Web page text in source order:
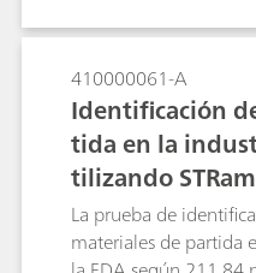
otros materiales
está especialmente
Raman transparente
través de
Estas medidas a
necesidad de realizar
compuestos
fentanilo, lo que
seguras y reduce el
410000061-A
Identificación
tida en la
tilizando
La prueba de
materiales de partida